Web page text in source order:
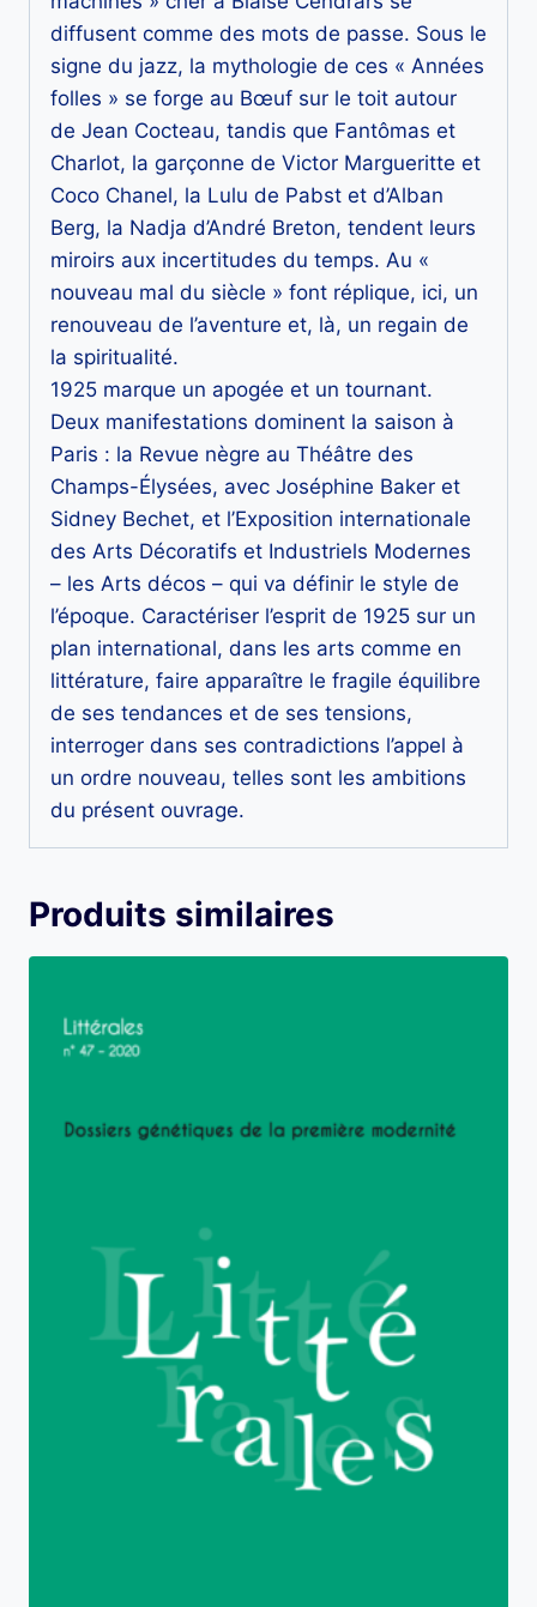
diffusent comme des mots de passe. Sous le
signe du jazz, la mythologie de ces « Années
folles » se forge au Bœuf sur le toit autour
de Jean Cocteau, tandis que Fantômas et
Charlot, la garçonne de Victor Margueritte et
Coco Chanel, la Lulu de Pabst et d’Alban
Berg, la Nadja d’André Breton, tendent leurs
miroirs aux incertitudes du temps. Au «
nouveau mal du siècle » font réplique, ici, un
renouveau de l’aventure et, là, un regain de
la spiritualité.
1925 marque un apogée et un tournant.
Deux manifestations dominent la saison à
Paris : la Revue nègre au Théâtre des
Champs-Élysées, avec Joséphine Baker et
Sidney Bechet, et l’Exposition internationale
des Arts Décoratifs et Industriels Modernes
– les Arts décos – qui va définir le style de
l’époque. Caractériser l’esprit de 1925 sur un
plan international, dans les arts comme en
littérature, faire apparaître le fragile équilibre
de ses tendances et de ses tensions,
interroger dans ses contradictions l’appel à
un ordre nouveau, telles sont les ambitions
du présent ouvrage.
Produits similaires